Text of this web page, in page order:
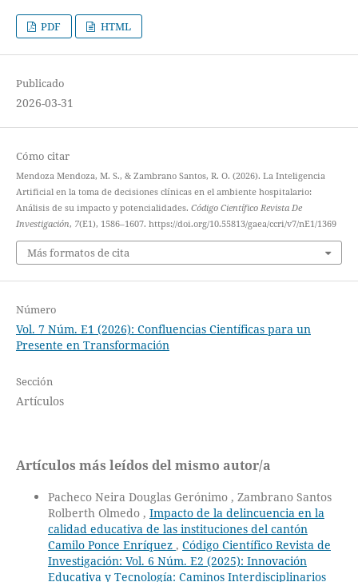
PDF HTML
Publicado
2026-03-31
Cómo citar
Mendoza Mendoza, M. S., & Zambrano Santos, R. O. (2026). La Inteligencia
Artificial en la toma de decisiones clínicas en el ambiente hospitalario:
Análisis de su impacto y potencialidades. Código Científico Revista De
Investigación, 7(E1), 1586–1607. https://doi.org/10.55813/gaea/ccri/v7/nE1/1369
Más formatos de cita
Número
Vol. 7 Núm. E1 (2026): Confluencias Científicas para un
Presente en Transformación
Sección
Artículos
Artículos más leídos del mismo autor/a
Pacheco Neira Douglas Gerónimo , Zambrano Santos
Rolberth Olmedo , Impacto de la delincuencia en la
calidad educativa de las instituciones del cantón
Camilo Ponce Enríquez , Código Científico Revista de
Investigación: Vol. 6 Núm. E2 (2025): Innovación
Educativa y Tecnología: Caminos Interdisciplinarios